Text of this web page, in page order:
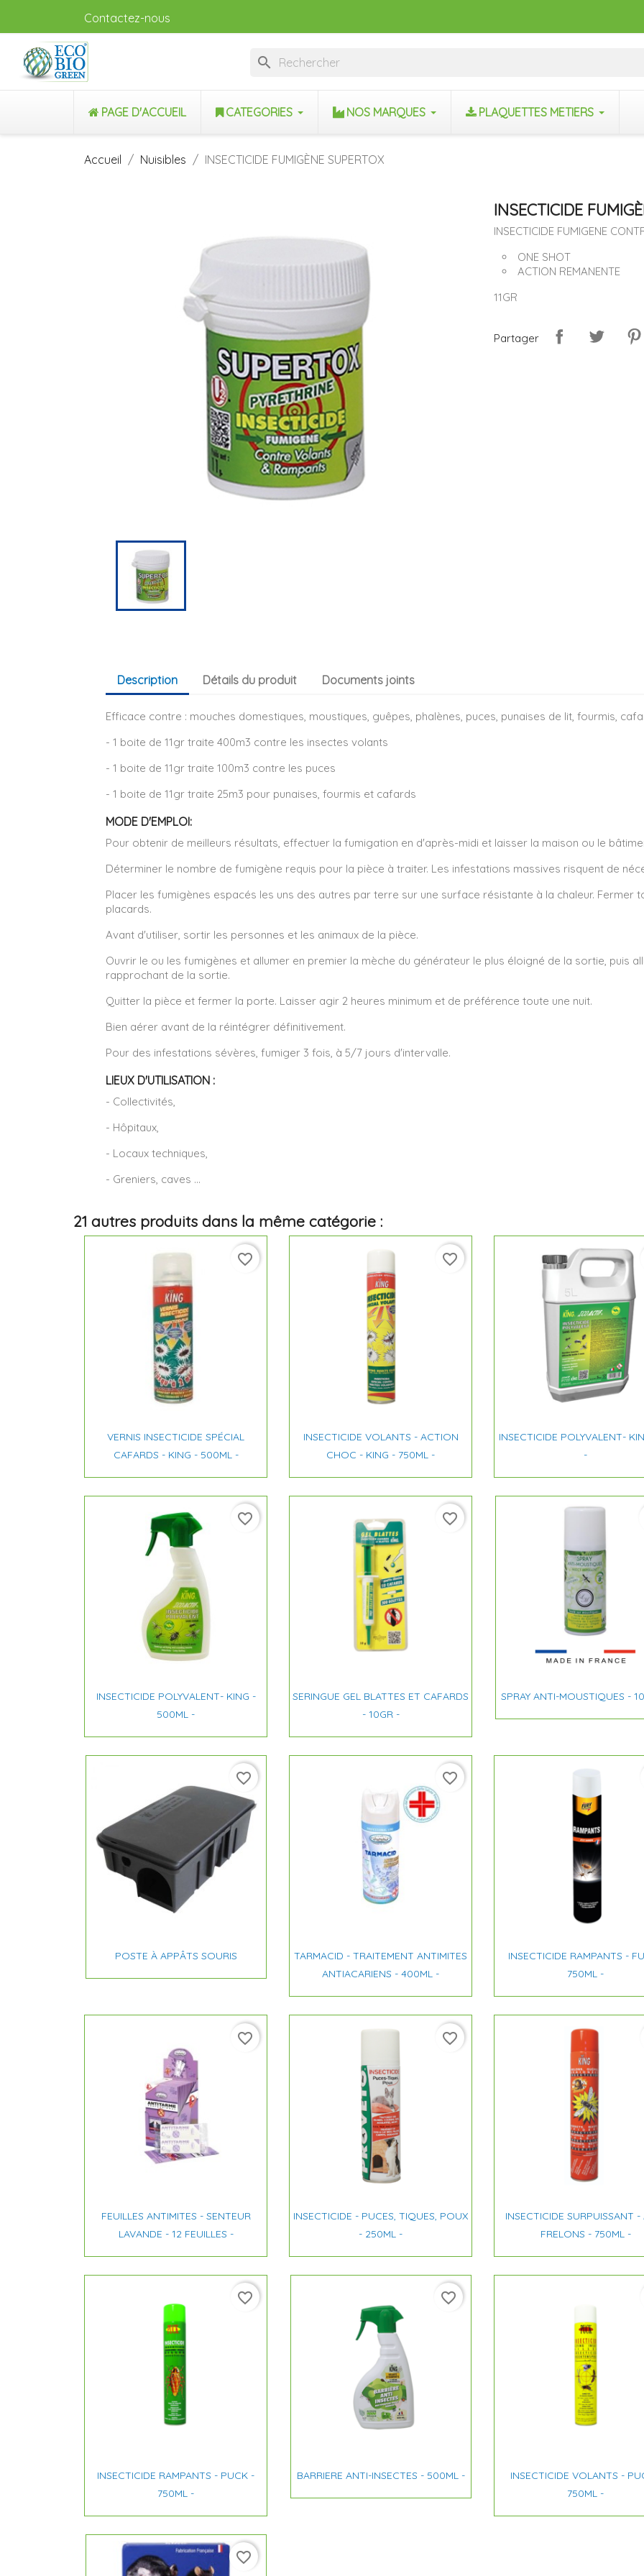
Contactez-nous
search
PAGE D'ACCUEIL CATEGORIES NOS MARQUES PLAQUETTES METIERS
Accueil Nuisibles INSECTICIDE FUMIGÈNE SUPERTOX
INSECTICIDE
INSECTICIDE FUMIGENE
ONE SHOT
ACTION REMANENTE
11GR
Partager
Description Détails du produit Documents joints
Efficace contre : mouches domestiques, moustiques, guêpes, phalènes, puces, punaises de lit, fourmis,
- 1 boite de 11gr traite 400m3 contre les insectes volants
- 1 boite de 11gr traite 100m3 contre les puces
- 1 boite de 11gr traite 25m3 pour punaises, fourmis et cafards
MODE D'EMPLOI:
Pour obtenir de meilleurs résultats, effectuer la fumigation en d'après-midi et laisser la maison ou le
Déterminer le nombre de fumigène requis pour la pièce à traiter. Les infestations massives risquent de
Placer les fumigènes espacés les uns des autres par terre sur une surface résistante à la chaleur.
placards.
Avant d'utiliser, sortir les personnes et les animaux de la pièce.
Ouvrir le ou les fumigènes et allumer en premier la mèche du générateur le plus éloigné de la sortie, puis
rapprochant de la sortie.
Quitter la pièce et fermer la porte. Laisser agir 2 heures minimum et de préférence toute une nuit.
Bien aérer avant de la réintégrer définitivement.
Pour des infestations sévères, fumiger 3 fois, à 5/7 jours d'intervalle.
LIEUX D'UTILISATION :
- Collectivités,
- Hôpitaux,
- Locaux techniques,
- Greniers, caves ...
21 autres produits dans la même catégorie :
Aperçu rapide
VERNIS INSECTICIDE SPÉCIAL
CAFARDS - KING - 500ML -
favorite_border
Aperçu rapide
INSECTICIDE VOLANTS - ACTION
CHOC - KING - 750ML -
favorite_border
Aperçu rapide
INSECTICIDE POLYVALENT-
-
Aperçu rapide
INSECTICIDE POLYVALENT- KING -
500ML -
favorite_border
Aperçu rapide
SERINGUE GEL BLATTES ET CAFARDS
- 10GR -
favorite_border
 Aperçu rapide
SPRAY ANTI-MOUSTIQUES -
Aperçu rapide
POSTE À APPÂTS SOURIS
favorite_border
 Aperçu rapide
TARMACID - TRAITEMENT ANTIMITES
ANTIACARIENS - 400ML -
favorite_border
Aperçu rapide
INSECTICIDE RAMPANTS -
750ML -
 Aperçu rapide
FEUILLES ANTIMITES - SENTEUR
LAVANDE - 12 FEUILLES -
favorite_border
Aperçu rapide
INSECTICIDE - PUCES, TIQUES, POUX
- 250ML -
favorite_border
Aperçu rapide
INSECTICIDE SURPUISSANT -
FRELONS - 750ML -
Aperçu rapide
INSECTICIDE RAMPANTS - PUCK -
750ML -
favorite_border
 Aperçu rapide
BARRIERE ANTI-INSECTES - 500ML -
favorite_border
Aperçu rapide
INSECTICIDE VOLANTS -
750ML -
favorite_border